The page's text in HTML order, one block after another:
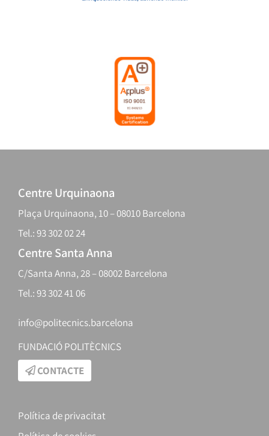
Centre Urquinaona
Plaça Urquinaona, 10 – 08010 Barcelona
Tel.: 93 302 02 24
Centre Santa Anna
C/Santa Anna, 28 – 08002 Barcelona
Tel.: 93 302 41 06
info@politecnics.barcelona
FUNDACIÓ POLITÈCNICS
CONTACTE
Política de privacitat